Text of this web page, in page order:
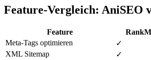
Feature-Vergleich: AniSEO
Feature
Meta-Tags optimieren
✓
XML Sitemap
✓